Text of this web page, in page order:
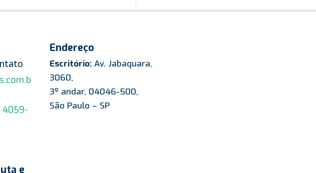
4059-
e
Endereço
Escritório:Av. Jabaquara,
3060,
3º andar, 04046-500,
São Paulo – SP